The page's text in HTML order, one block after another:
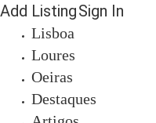
Add ListingSign In
Lisboa
Loures
Oeiras
Destaques